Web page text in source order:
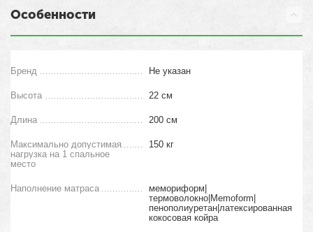
Особенности
Бренд Не указан
Высота 22 см
Длина 200 см
Максимально допустимая
нагрузка на 1 спальное
место
150 кг
Наполнение матраса
мемориформ|
термоволокно|Memoform|
пенополиуретан|латексированная
кокосовая койра